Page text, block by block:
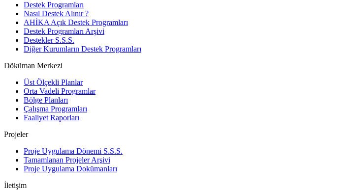
Destek Programları
Nasıl Destek Alınır ?
AHİKA Açık Destek Programları
Destek Programları Arşivi
Destekler S.S.S.
Diğer Kurumların Destek Programları
Döküman Merkezi
Üst Ölçekli Planlar
Orta Vadeli Programlar
Bölge Planları
Çalışma Programları
Faaliyet Raporları
Projeler
Proje Uygulama Dönemi S.S.S.
Tamamlanan Projeler Arşivi
Proje Uygulama Dokümanları
İletişim